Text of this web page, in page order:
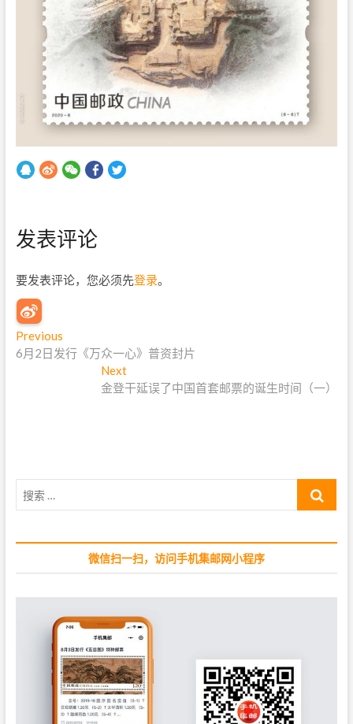
发表评论
要发表评论，您必须先登录。
文
章
Previous
r
s
:
6月2日发行《万众一心》普资封片
Next
e
:
金登干延误了中国首套邮票的诞生时间（一）
微信扫一扫，访问手机集邮网小程序